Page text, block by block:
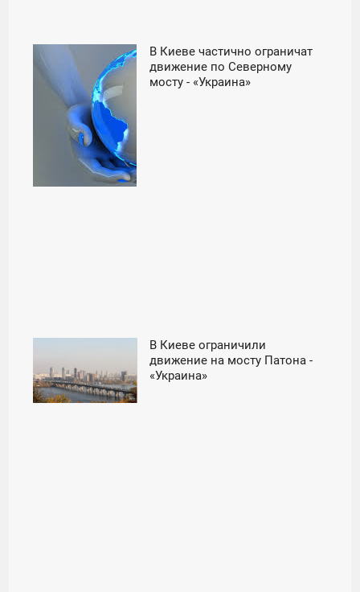
В Киеве частично ограничат
движение по Северному
мосту - «Украина»
В Киеве ограничили
движение на мосту Патона -
«Украина»